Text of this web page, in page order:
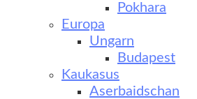
Pokhara
Europa
Ungarn
Budapest
Kaukasus
Aserbaidschan